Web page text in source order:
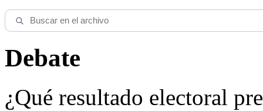
Debate
¿Qué resultado electoral